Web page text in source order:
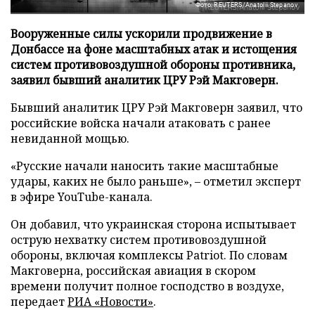
Фото: REUTERS/Anatolii Stepanov
Вооруженные силы ускорили продвижение в
Донбассе на фоне масштабных атак и истощения
систем противовоздушной обороны противника,
заявил бывший аналитик ЦРУ Рэй Макговерн.
Бывший аналитик ЦРУ Рэй Макговерн заявил, что
российские войска начали атаковать с ранее
невиданной мощью.
«Русские начали наносить такие масштабные
удары, каких не было раньше», – отметил эксперт
в эфире YouTube-канала.
Он добавил, что украинская сторона испытывает
острую нехватку систем противовоздушной
обороны, включая комплексы Patriot. По словам
Макговерна, российская авиация в скором
времени получит полное господство в воздухе,
передаетРИА «Новости».